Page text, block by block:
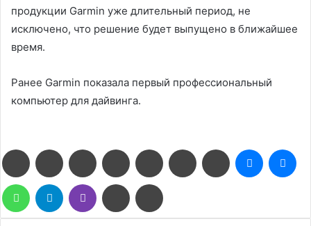
продукции Garmin уже длительный период, не
исключено, что решение будет выпущено в ближайшее
время.
Ранее Garmin показала первый профессиональный
компьютер для дайвинга.
FacebookTwitter LinkedIn Pinterest Reddit ВконтактеОдноклассники
Messenger
WhatsAppTelegram Viber
Поделиться
через
электронную